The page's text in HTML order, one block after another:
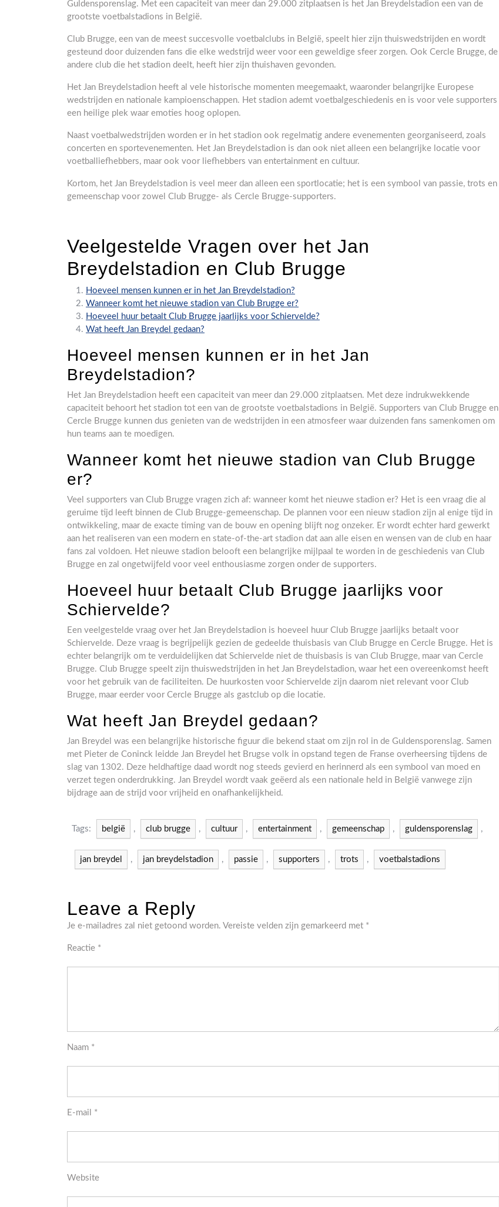
Guldensporenslag. Met een capaciteit van meer dan 29.000 zitplaatsen is het Jan Breydelstadion een van de
grootste voetbalstadions in België.
Club Brugge, een van de meest succesvolle voetbalclubs in België, speelt hier zijn thuiswedstrijden en wordt
gesteund door duizenden fans die elke wedstrijd weer voor een geweldige sfeer zorgen. Ook Cercle Brugge, de
andere club die het stadion deelt, heeft hier zijn thuishaven gevonden.
Het Jan Breydelstadion heeft al vele historische momenten meegemaakt, waaronder belangrijke Europese
wedstrijden en nationale kampioenschappen. Het stadion ademt voetbalgeschiedenis en is voor vele supporters
een heilige plek waar emoties hoog oplopen.
Naast voetbalwedstrijden worden er in het stadion ook regelmatig andere evenementen georganiseerd, zoals
concerten en sportevenementen. Het Jan Breydelstadion is dan ook niet alleen een belangrijke locatie voor
voetballiefhebbers, maar ook voor liefhebbers van entertainment en cultuur.
Kortom, het Jan Breydelstadion is veel meer dan alleen een sportlocatie; het is een symbool van passie, trots en
gemeenschap voor zowel Club Brugge- als Cercle Brugge-supporters.
Veelgestelde Vragen over het Jan
Breydelstadion en Club Brugge
Hoeveel mensen kunnen er in het Jan Breydelstadion?
Wanneer komt het nieuwe stadion van Club Brugge er?
Hoeveel huur betaalt Club Brugge jaarlijks voor Schiervelde?
Wat heeft Jan Breydel gedaan?
Hoeveel mensen kunnen er in het Jan
Breydelstadion?
Het Jan Breydelstadion heeft een capaciteit van meer dan 29.000 zitplaatsen. Met deze indrukwekkende
capaciteit behoort het stadion tot een van de grootste voetbalstadions in België. Supporters van Club Brugge en
Cercle Brugge kunnen dus genieten van de wedstrijden in een atmosfeer waar duizenden fans samenkomen om
hun teams aan te moedigen.
Wanneer komt het nieuwe stadion van Club Brugge
er?
Veel supporters van Club Brugge vragen zich af: wanneer komt het nieuwe stadion er? Het is een vraag die al
geruime tijd leeft binnen de Club Brugge-gemeenschap. De plannen voor een nieuw stadion zijn al enige tijd in
ontwikkeling, maar de exacte timing van de bouw en opening blijft nog onzeker. Er wordt echter hard gewerkt
aan het realiseren van een modern en state-of-the-art stadion dat aan alle eisen en wensen van de club en haar
fans zal voldoen. Het nieuwe stadion belooft een belangrijke mijlpaal te worden in de geschiedenis van Club
Brugge en zal ongetwijfeld voor veel enthousiasme zorgen onder de supporters.
Hoeveel huur betaalt Club Brugge jaarlijks voor
Schiervelde?
Een veelgestelde vraag over het Jan Breydelstadion is hoeveel huur Club Brugge jaarlijks betaalt voor
Schiervelde. Deze vraag is begrijpelijk gezien de gedeelde thuisbasis van Club Brugge en Cercle Brugge. Het is
echter belangrijk om te verduidelijken dat Schiervelde niet de thuisbasis is van Club Brugge, maar van Cercle
Brugge. Club Brugge speelt zijn thuiswedstrijden in het Jan Breydelstadion, waar het een overeenkomst heeft
voor het gebruik van de faciliteiten. De huurkosten voor Schiervelde zijn daarom niet relevant voor Club
Brugge, maar eerder voor Cercle Brugge als gastclub op die locatie.
Wat heeft Jan Breydel gedaan?
Jan Breydel was een belangrijke historische figuur die bekend staat om zijn rol in de Guldensporenslag. Samen
met Pieter de Coninck leidde Jan Breydel het Brugse volk in opstand tegen de Franse overheersing tijdens de
slag van 1302. Deze heldhaftige daad wordt nog steeds gevierd en herinnerd als een symbool van moed en
verzet tegen onderdrukking. Jan Breydel wordt vaak geëerd als een nationale held in België vanwege zijn
bijdrage aan de strijd voor vrijheid en onafhankelijkheid.
Tags: belgië , club brugge , cultuur , entertainment , gemeenschap , guldensporenslag ,
jan breydel , jan breydelstadion , passie , supporters , trots , voetbalstadions
Leave a Reply
Je e-mailadres zal niet getoond worden. Vereiste velden zijn gemarkeerd met *
Reactie *
Naam *
E-mail *
Website